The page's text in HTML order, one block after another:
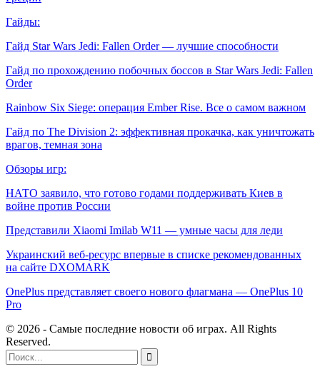
Гайды:
Гайд Star Wars Jedi: Fallen Order — лучшие способности
Гайд по прохождению побочных боссов в Star Wars Jedi: Fallen
Order
Rainbow Six Siege: операция Ember Rise. Все о самом важном
Гайд по The Division 2: эффективная прокачка, как уничтожать
врагов, темная зона
Обзоры игр:
НАТО заявило, что готово годами поддерживать Киев в
войне против России
Представили Xiaomi Imilab W11 — умные часы для леди
Украинский веб-ресурс впервые в списке рекомендованных
на сайте DXOMARK
OnePlus представляет своего нового флагмана — OnePlus 10
Pro
© 2026 - Самые последние новости об играх. All Rights
Reserved.